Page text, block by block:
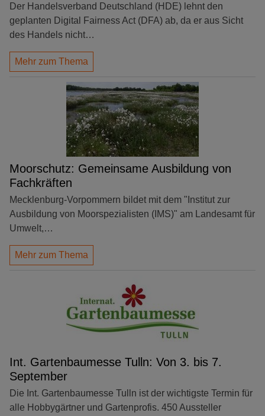
Der Handelsverband Deutschland (HDE) lehnt den
geplanten Digital Fairness Act (DFA) ab, da er aus Sicht
des Handels nicht…
Mehr zum Thema
Moorschutz: Gemeinsame Ausbildung von
Fachkräften
Mecklenburg-Vorpommern bildet mit dem "Institut zur
Ausbildung von Moorspezialisten (IMS)" am Landesamt für
Umwelt,…
Mehr zum Thema
Int. Gartenbaumesse Tulln: Von 3. bis 7.
September
Die Int. Gartenbaumesse Tulln ist der wichtigste Termin für
alle Hobbygärtner und Gartenprofis. 450 Aussteller